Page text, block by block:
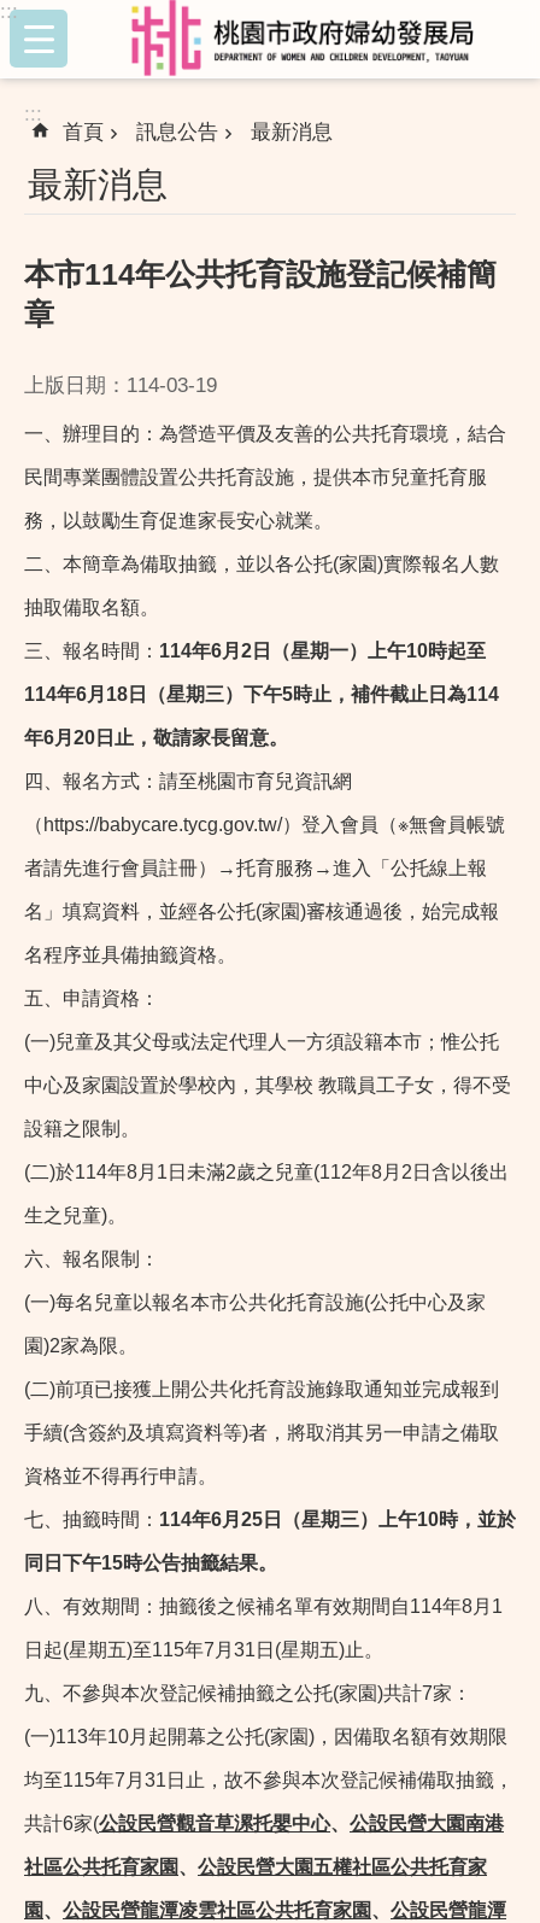
跳到主要內容區塊
:::
:::
首頁 訊息公告 最新消息
最新消息
本市114年公共托育設施登記候補簡
章
上版日期：114-03-19
一、辦理目的：為營造平價及友善的公共托育環境，結合
民間專業團體設置公共托育設施，提供本市兒童托育服
務，以鼓勵生育促進家長安心就業。
二、本簡章為備取抽籤，並以各公托(家園)實際報名人數
抽取備取名額。
三、報名時間： 114年6月2日（星期一）上午10時起至
114年6月18日（星期三）下午5時止，補件截止日為114
年6月20日止，敬請家長留意。
四、報名方式：請至桃園市育兒資訊網
（https://babycare.tycg.gov.tw/）登入會員（※無會員帳號
者請先進行會員註冊）→托育服務→進入「公托線上報
名」填寫資料，並經各公托(家園)審核通過後，始完成報
名程序並具備抽籤資格。
五、申請資格：
(一)兒童及其父母或法定代理人一方須設籍本市；惟公托
中心及家園設置於學校內，其學校 教職員工子女，得不受
設籍之限制。
(二)於114年8月1日未滿2歲之兒童(112年8月2日含以後出
生之兒童)。
六、報名限制：
(一)每名兒童以報名本市公共化托育設施(公托中心及家
園)2家為限。
(二)前項已接獲上開公共化托育設施錄取通知並完成報到
手續(含簽約及填寫資料等)者，將取消其另一申請之備取
資格並不得再行申請。
七、抽籤時間： 114年6月25日（星期三）上午10時，並於
同日下午15時公告抽籤結果。
八、有效期間：抽籤後之候補名單有效期間自114年8月1
日起(星期五)至115年7月31日(星期五)止。
九、不參與本次登記候補抽籤之公托(家園)共計7家：
(一)113年10月起開幕之公托(家園)，因備取名額有效期限
均至115年7月31日止，故不參與本次登記候補備取抽籤，
共計6家(公設民營觀音草漯托嬰中心、 公設民營大園南港
社區公共托育家園、 公設民營大園五權社區公共托育家
園、 公設民營龍潭凌雲社區公共托育家園、 公設民營龍潭